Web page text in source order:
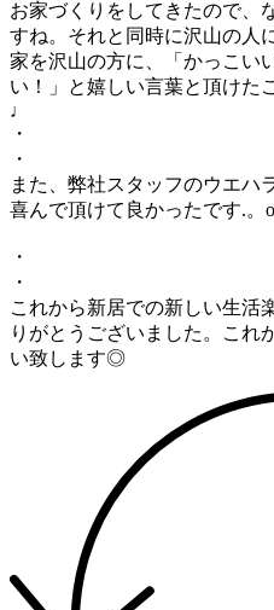
お家づくりをしてきたので、
すね。それと同時に沢山の人
家を沢山の方に、「かっこい
い！」と嬉しい言葉と頂けた
♩
・
・
また、弊社スタッフのウエハ
喜んで頂けて良かったです.
・
・
これから新居での新しい生
りがとうございました。これ
い致します◎